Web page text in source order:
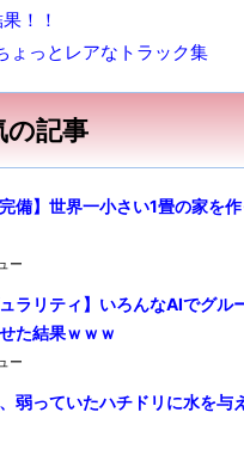
！！
ょっとレアなトラック集
の記事
完備】世界一小さい1畳の家を
ー
ュラリティ】いろんなAIでグル
た結果ｗｗｗ
ー
弱っていたハチドリに水を与